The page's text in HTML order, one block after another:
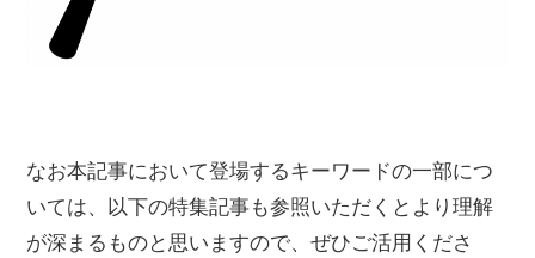
なお本記事において登場するキーワードの一部につ
いては、以下の特集記事も参照いただくとより理解
が深まるものと思いますので、ぜひご活用くださ